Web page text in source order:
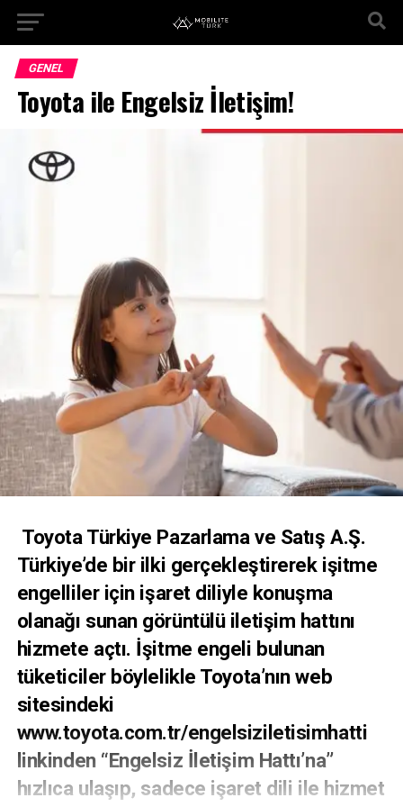
GENEL
Toyota ile Engelsiz İletişim!
Toyota Türkiye Pazarlama ve Satış A.Ş.
Türkiye’de bir ilki gerçekleştirerek işitme
engelliler için işaret diliyle konuşma
olanağı sunan görüntülü iletişim hattını
hizmete açtı. İşitme engeli bulunan
tüketiciler böylelikle Toyota’nın web
sitesindeki
www.toyota.com.tr/engelsiziletisimhatti
linkinden “Engelsiz İletişim Hattı’na”
hızlıca ulaşıp, sadece işaret dili ile hizmet